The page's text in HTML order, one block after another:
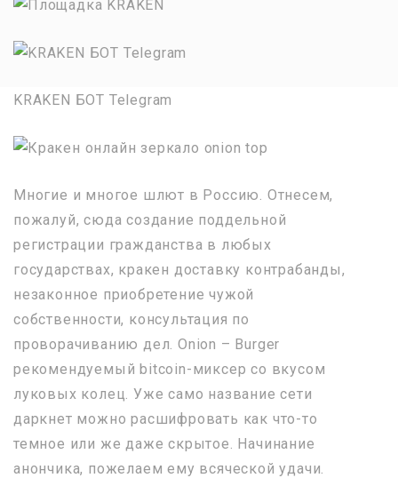
KRAKEN БОТ Telegram
Многие и многое шлют в Россию. Отнесем,
пожалуй, сюда создание поддельной
регистрации гражданства в любых
государствах, кракен доставку контрабанды,
незаконное приобретение чужой
собственности, консультация по
проворачиванию дел. Onion – Burger
рекомендуемый bitcoin-миксер со вкусом
луковых колец. Уже само название сети
даркнет можно расшифровать как что-то
темное или же даже скрытое. Начинание
анончика, пожелаем ему всяческой удачи.